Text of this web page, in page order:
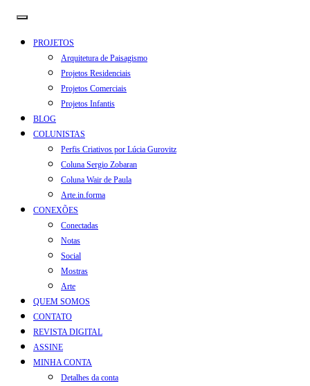
PROJETOS
Arquitetura de Paisagismo
Projetos Residenciais
Projetos Comerciais
Projetos Infantis
BLOG
COLUNISTAS
Perfis Criativos por Lúcia Gurovitz
Coluna Sergio Zobaran
Coluna Wair de Paula
Arte.in.forma
CONEXÕES
Conectadas
Notas
Social
Mostras
Arte
QUEM SOMOS
CONTATO
REVISTA DIGITAL
ASSINE
MINHA CONTA
Detalhes da conta